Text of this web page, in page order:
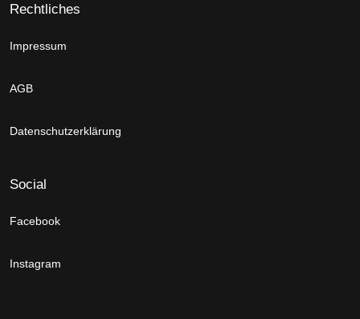
Rechtliches
Impressum
AGB
Datenschutzerklärung
Social
Facebook
Instagram